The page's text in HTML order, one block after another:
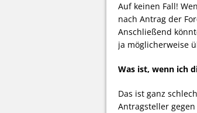
Auf keinen Fall!
nach Antrag der
Anschließend
ja möglicherweise
Was ist, wenn ich
Das ist ganz
Antragsteller